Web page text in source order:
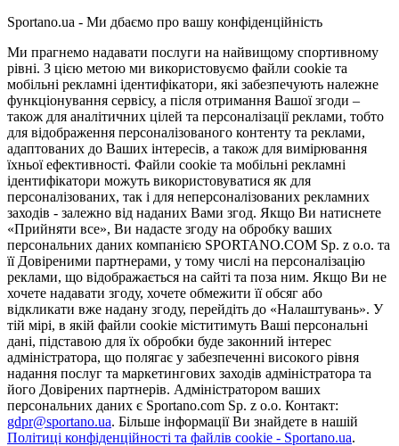
Sportano.ua - Ми дбаємо про вашу конфіденційність
Ми прагнемо надавати послуги на найвищому спортивному
рівні. З цією метою ми використовуємо файли cookie та
мобільні рекламні ідентифікатори, які забезпечують належне
функціонування сервісу, а після отримання Вашої згоди –
також для аналітичних цілей та персоналізації реклами, тобто
для відображення персоналізованого контенту та реклами,
адаптованих до Ваших інтересів, а також для вимірювання
їхньої ефективності. Файли cookie та мобільні рекламні
ідентифікатори можуть використовуватися як для
персоналізованих, так і для неперсоналізованих рекламних
заходів - залежно від наданих Вами згод. Якщо Ви натиснете
«Прийняти все», Ви надасте згоду на обробку ваших
персональних даних компанією SPORTANO.COM Sp. z o.o. та
її Довіреними партнерами, у тому числі на персоналізацію
реклами, що відображається на сайті та поза ним. Якщо Ви не
хочете надавати згоду, хочете обмежити її обсяг або
відкликати вже надану згоду, перейдіть до «Налаштувань». У
тій мірі, в якій файли cookie міститимуть Ваші персональні
дані, підставою для їх обробки буде законний інтерес
адміністратора, що полягає у забезпеченні високого рівня
надання послуг та маркетингових заходів адміністратора та
його Довірених партнерів. Адміністратором ваших
персональних даних є Sportano.com Sp. z o.o. Контакт:
gdpr@sportano.ua. Більше інформації Ви знайдете в нашій
Політиці конфіденційності та файлів cookie - Sportano.ua.